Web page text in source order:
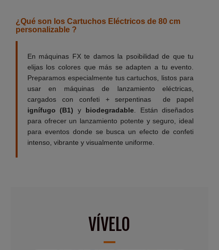
¿Qué son los Cartuchos Eléctricos de 80 cm
personalizable ?
En máquinas FX te damos la psoibilidad de que tu
elijas los colores que más se adapten a tu evento.
Preparamos especialmente tus cartuchos, listos para
usar en máquinas de lanzamiento eléctricas,
cargados con confeti + serpentinas de papel
ignífugo (B1) y biodegradable. Están diseñados
para ofrecer un lanzamiento potente y seguro, ideal
para eventos donde se busca un efecto de confeti
intenso, vibrante y visualmente uniforme.
VÍVELO